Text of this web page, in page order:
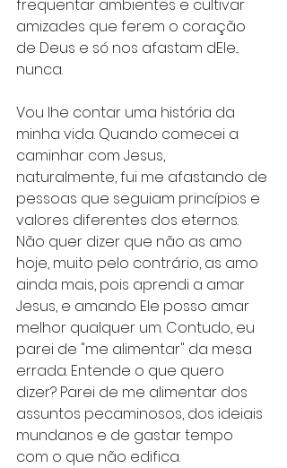
frequentar ambientes e cultivar
amizades que ferem o coração
de Deus e só nos afastam dEle...
nunca.
Vou lhe contar uma história da
minha vida. Quando comecei a
caminhar com Jesus,
naturalmente, fui me afastando de
pessoas que seguiam princípios e
valores diferentes dos eternos.
Não quer dizer que não as amo
hoje, muito pelo contrário, as amo
ainda mais, pois aprendi a amar
Jesus, e amando Ele posso amar
melhor qualquer um. Contudo, eu
parei de "me alimentar" da mesa
errada. Entende o que quero
dizer? Parei de me alimentar dos
assuntos pecaminosos, dos ideiais
mundanos e de gastar tempo
com o que não edifica.